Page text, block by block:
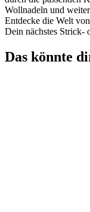
Wollnadeln und
Entdecke die Welt
Dein nächstes Strick-
Das könnte